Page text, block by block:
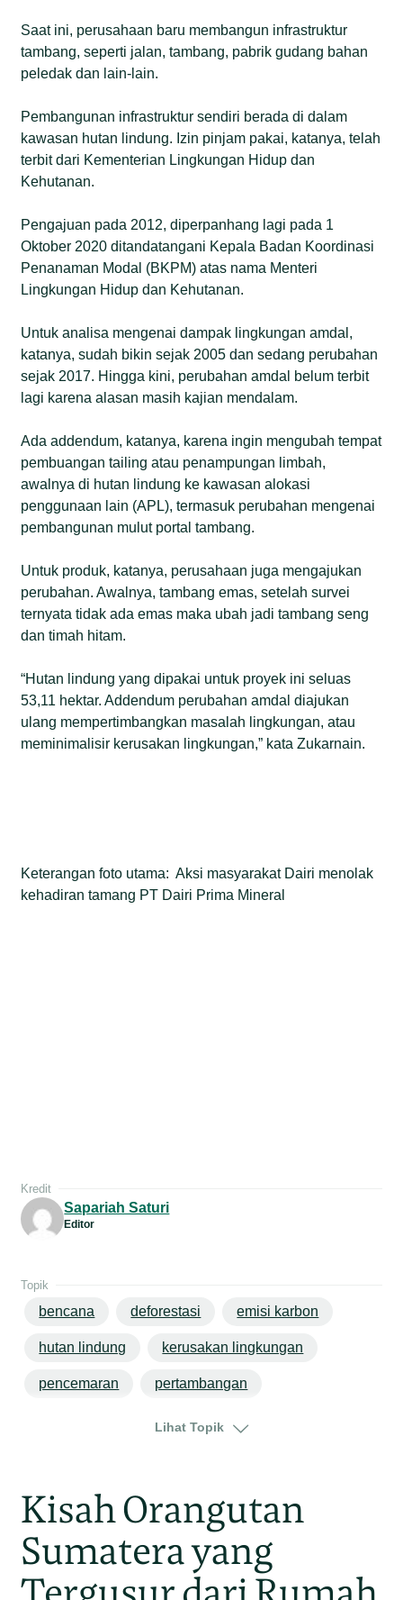
Saat ini, perusahaan baru membangun infrastruktur
tambang, seperti jalan, tambang, pabrik gudang bahan
peledak dan lain-lain.
Pembangunan infrastruktur sendiri berada di dalam
kawasan hutan lindung. Izin pinjam pakai, katanya, telah
terbit dari Kementerian Lingkungan Hidup dan
Kehutanan.
Pengajuan pada 2012, diperpanhang lagi pada 1
Oktober 2020 ditandatangani Kepala Badan Koordinasi
Penanaman Modal (BKPM) atas nama Menteri
Lingkungan Hidup dan Kehutanan.
Untuk analisa mengenai dampak lingkungan amdal,
katanya, sudah bikin sejak 2005 dan sedang perubahan
sejak 2017. Hingga kini, perubahan amdal belum terbit
lagi karena alasan masih kajian mendalam.
Ada addendum, katanya, karena ingin mengubah tempat
pembuangan tailing atau penampungan limbah,
awalnya di hutan lindung ke kawasan alokasi
penggunaan lain (APL), termasuk perubahan mengenai
pembangunan mulut portal tambang.
Untuk produk, katanya, perusahaan juga mengajukan
perubahan. Awalnya, tambang emas, setelah survei
ternyata tidak ada emas maka ubah jadi tambang seng
dan timah hitam.
“Hutan lindung yang dipakai untuk proyek ini seluas
53,11 hektar. Addendum perubahan amdal diajukan
ulang mempertimbangkan masalah lingkungan, atau
meminimalisir kerusakan lingkungan,” kata Zukarnain.
Keterangan foto utama: Aksi masyarakat Dairi menolak
kehadiran tamang PT Dairi Prima Mineral
Kredit
Sapariah Saturi
Editor
Topik
bencana deforestasi emisi karbon
hutan lindung kerusakan lingkungan
pencemaran pertambangan
sumatera
Lihat Topik
Kisah Orangutan
Sumatera yang